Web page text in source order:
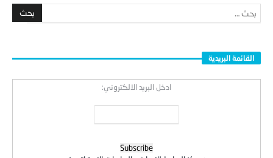
مركز الروابط للابحاث والدراسات الاستراتيجية